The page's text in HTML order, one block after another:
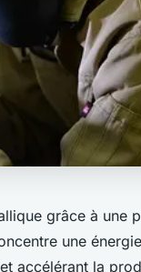
grâce à une
une
accélérant la